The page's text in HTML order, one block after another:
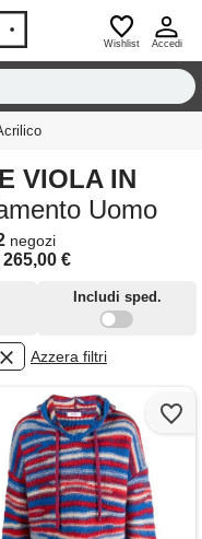
Wishlist Accedi
Uomo
negozi
265,00 €
Includi sped.
Azzera filtri